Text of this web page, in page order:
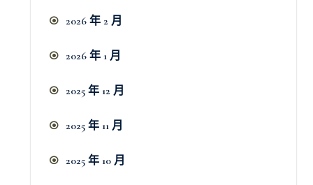
2026 年 2 月
2026 年 1 月
2025 年 12 月
2025 年 11 月
2025 年 10 月